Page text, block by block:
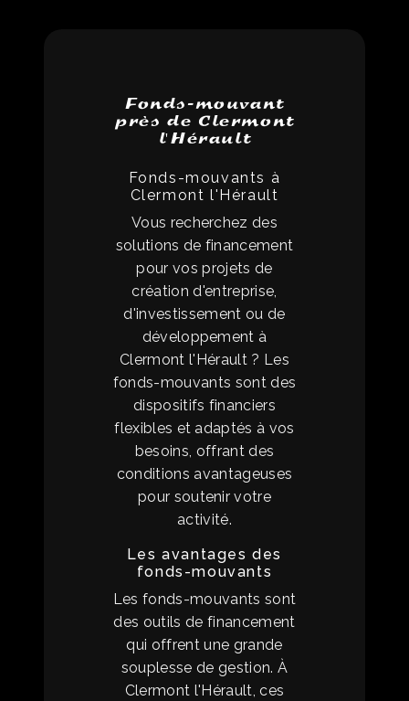
Fonds-mouvant
près de Clermont
l'Hérault
Fonds-mouvants à
Clermont l'Hérault
Vous recherchez des
solutions de financement
pour vos projets de
création d'entreprise,
d'investissement ou de
développement à
Clermont l'Hérault ? Les
fonds-mouvants sont des
dispositifs financiers
flexibles et adaptés à vos
besoins, offrant des
conditions avantageuses
pour soutenir votre
activité.
Les avantages des
fonds-mouvants
Les fonds-mouvants sont
des outils de financement
qui offrent une grande
souplesse de gestion. À
Clermont l'Hérault, ces